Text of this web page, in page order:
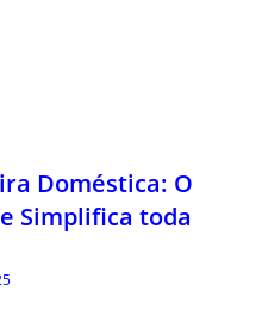
Doméstica: O
Simplifica toda